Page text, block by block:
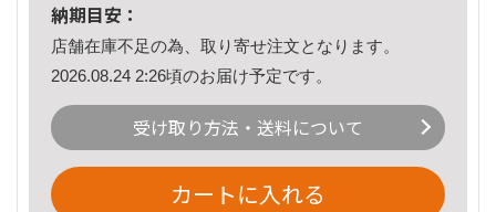
納期目安：
店舗在庫不足の為、取り寄せ注文となります。
2026.08.24 2:26頃のお届け予定です。
受け取り方法・送料について
カートに入れる